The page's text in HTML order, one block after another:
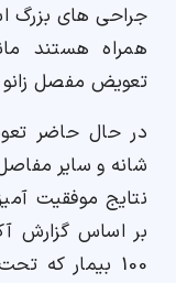
جراحی های بزرگ
همراه هستند
تعویض مفصل
در حال حاضر
شانه و سایر
نتایج موفقیت
بر اساس گزارش
100 بیمار